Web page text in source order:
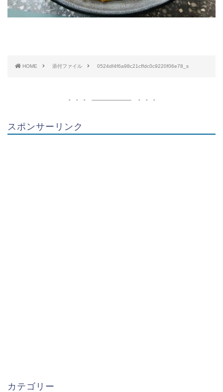
HOME 添付ファイル 0524df4f6a98c21cffdc0c9220f06e78_s
スポンサーリンク
カテゴリー